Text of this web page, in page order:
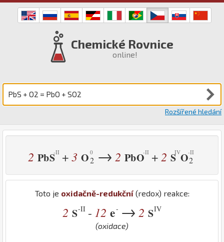
Chemické Rovnice
online!
Rozšířené hledání
2 PbS +3 O2 → 2 PbO + 2 S O2
Toto je oxidačně-redukční(redox) reakce:
2 S-II - 12 e- → 2 SIV
(oxidace)